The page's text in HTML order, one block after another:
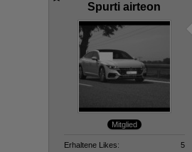
Spurti airteon
Mitglied
Erhaltene Likes
5